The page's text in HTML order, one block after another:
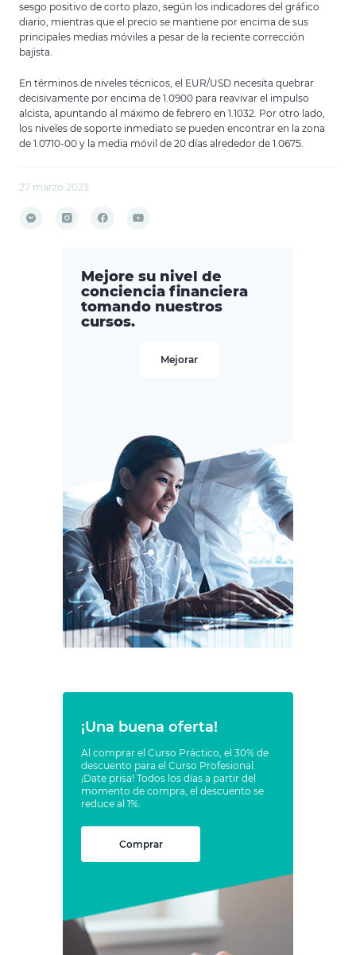
sesgo positivo de corto plazo, según los indicadores del gráfico
diario, mientras que el precio se mantiene por encima de sus
principales medias móviles a pesar de la reciente corrección
bajista.
En términos de niveles técnicos, el EUR/USD necesita quebrar
decisivamente por encima de 1.0900 para reavivar el impulso
alcista, apuntando al máximo de febrero en 1.1032. Por otro lado,
los niveles de soporte inmediato se pueden encontrar en la zona
de 1.0710-00 y la media móvil de 20 días alrededor de 1.0675.
27 marzo 2023
Mejore su nivel de
conciencia financiera
tomando nuestros
cursos.
Mejorar
¡Una buena oferta!
Al comprar el Curso Práctico, el 30% de
descuento para el Curso Profesional.
¡Date prisa! Todos los días a partir del
momento de compra, el descuento se
reduce al 1%.
Comprar